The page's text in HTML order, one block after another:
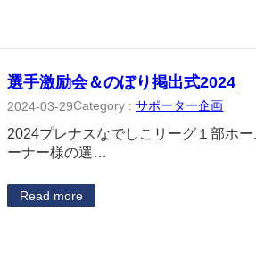
選手激励会＆のぼり掲出式2024
2024-03-29Category :サポーター企画
2024プレナスなでしこリーグ１部ホ
ーナー様の選…
Read more